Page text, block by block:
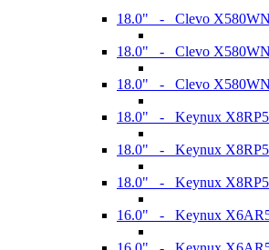
18.0" - Clevo
18.0" - Clevo
18.0" - Clevo
18.0" - Keynux
18.0" - Keynux
18.0" - Keynux
16.0" - Keynux